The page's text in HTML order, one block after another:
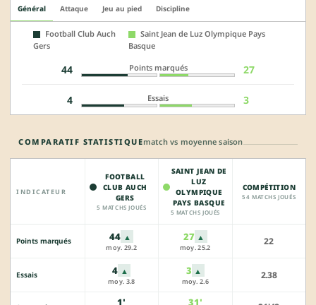
Général Attaque Jeu au pied Discipline
Football Club Auch
Gers
Saint Jean de Luz Olympique Pays
Basque
44 Points marqués 27
4 Essais 3
COMPARATIF STATISTIQUEmatch vs moyenne saison
INDICATEUR
FOOTBALL
CLUB AUCH
GERS
5 MATCHS JOUÉS
SAINT JEAN DE
LUZ
OLYMPIQUE
PAYS BASQUE
5 MATCHS JOUÉS
COMPÉTITION
54 MATCHS JOUÉS
Points marqués 44 ▲
moy. 29.2
27 ▲
moy. 25.2
22
Essais 4 ▲
moy. 3.8
3 ▲
moy. 2.6
2.38
1' 31'